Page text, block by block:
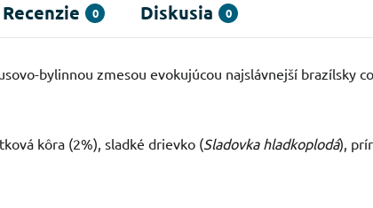
Recenzie 0 Diskusia 0
bylinnou zmesou evokujúcou najslávnejší brazílsky
kôra (2%), sladké drievko (Sladovka hladkoplodá),